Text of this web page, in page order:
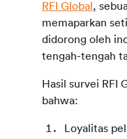
RFI Global ,
memaparkan
didorong oleh
tengah-tengah
Hasil survei RFI
bahwa:
Loyalitas